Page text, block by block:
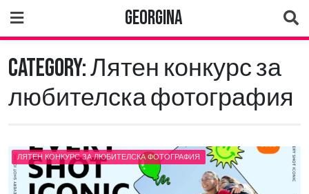
to
content
Georgina
Category:Лятен конкурс за
любителска фотография
ЛЯТЕН КОНКУРС ЗА ЛЮБИТЕЛСКА ФОТОГРАФИЯ